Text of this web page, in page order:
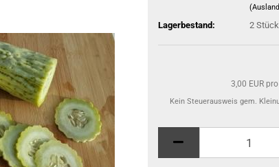
Lagerbestand: 2 Stück
3,00 EUR
Kein Steuerausweis gem.